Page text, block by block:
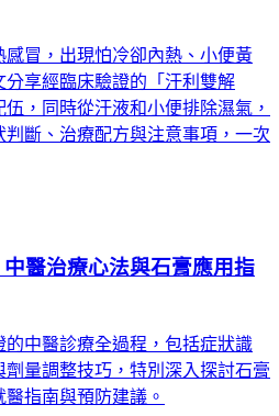
冒，出現怕冷卻內熱、小便黃
享經臨床驗證的「汗利雙解
，同時從汗液和小便排除濕氣，
斷、治療配方與注意事項，一次
醫治療心法與石膏應用指
中醫診療全過程，包括症狀識
量調整技巧，特別深入探討石膏
指南與預防建議。